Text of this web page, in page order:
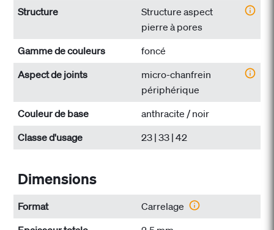
Structure
Structure aspect
pierre à pores
Gamme de couleurs
foncé
Aspect de joints
micro-chanfrein
périphérique
Couleur de base
anthracite / noir
Classe d'usage
23 | 33 | 42
Dimensions
Format
Carrelage